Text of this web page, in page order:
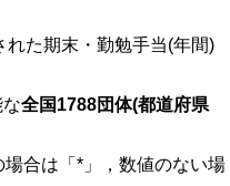
れた期末・勤勉手当(年間)
全国1788団体(都道府県
合は「*」，数値のない場